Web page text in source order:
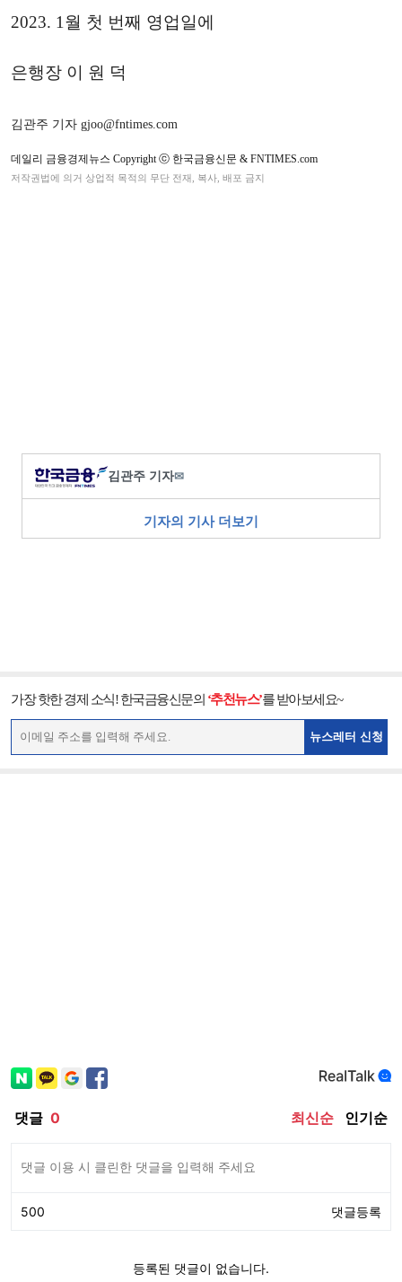
2023. 1월 첫 번째 영업일에
은행장 이 원 덕
김관주 기자 gjoo@fntimes.com
데일리 금융경제뉴스 Copyright ⓒ 한국금융신문 & FNTIMES.com
저작권법에 의거 상업적 목적의 무단 전재, 복사, 배포 금지
김관주 기자✉
기자의 기사 더보기
가장 핫한 경제 소식! 한국금융신문의 ‘추천뉴스’를 받아보세요~
뉴스레터 신청